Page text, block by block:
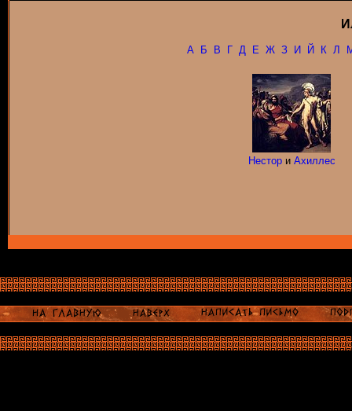
А Б В Г Д Е Ж З И Й К Л
Нестори Ахиллес